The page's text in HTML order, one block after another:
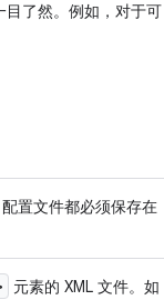
目了然。例如，对于可
置文件都必须保存在
元素的 XML 文件。如